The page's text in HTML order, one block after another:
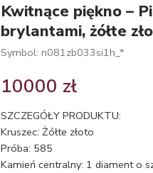
Kwitnące piękno –
brylantami, żółte
Symbol: n081zb033si1h_*
10000 zł
SZCZEGÓŁY PRODUKTU:
Kruszec: Żółte złoto
Próba: 585
Kamień centralny: 1 diament o